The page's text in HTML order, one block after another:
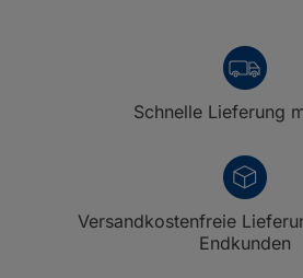
Schnelle Lieferung
Versandkostenfreie
Endkunden